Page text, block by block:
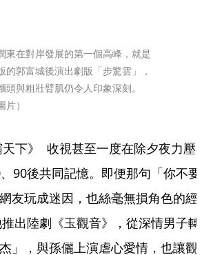
東在對岸發展的第一個高峰，就是
的郭富城後演出劇版「步驚雲」，
頭與粗壯臂肌仍令人印象深刻。
片）
下》  收視甚至一度在除夕夜力壓
90後共同記憶。即便那句「你不要
友玩成迷因，也絲毫無損角色的經
出陸劇《玉觀音》，從深情男子轉
」，與孫儷上演虐心愛情，也讓觀